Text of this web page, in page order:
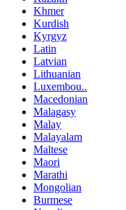
Khmer
Kurdish
Kyrgyz
Latin
Latvian
Lithuanian
Luxembou..
Macedonian
Malagasy
Malay
Malayalam
Maltese
Maori
Marathi
Mongolian
Burmese